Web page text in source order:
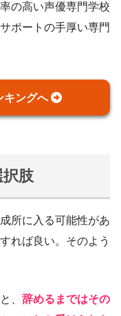
の高い声優専門学校
ポートの手厚い専門
キングへ
肢
所に入る可能性があ
れば良い。そのよう
、 辞めるまではその